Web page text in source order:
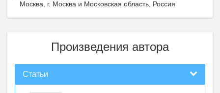
Москва, г. Москва и Московская область, Россия
Произведения автора
Статьи